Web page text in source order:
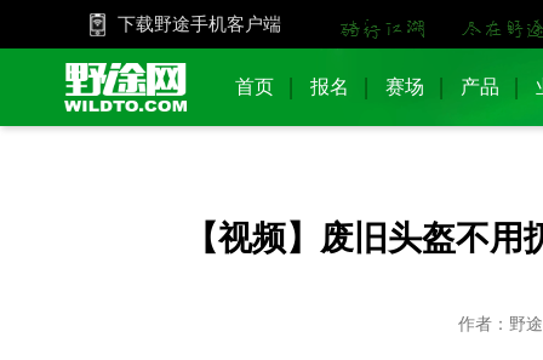
下载野途手机客户端
首页 报名 赛场 产品
【视频】废旧头盔不
作者：野